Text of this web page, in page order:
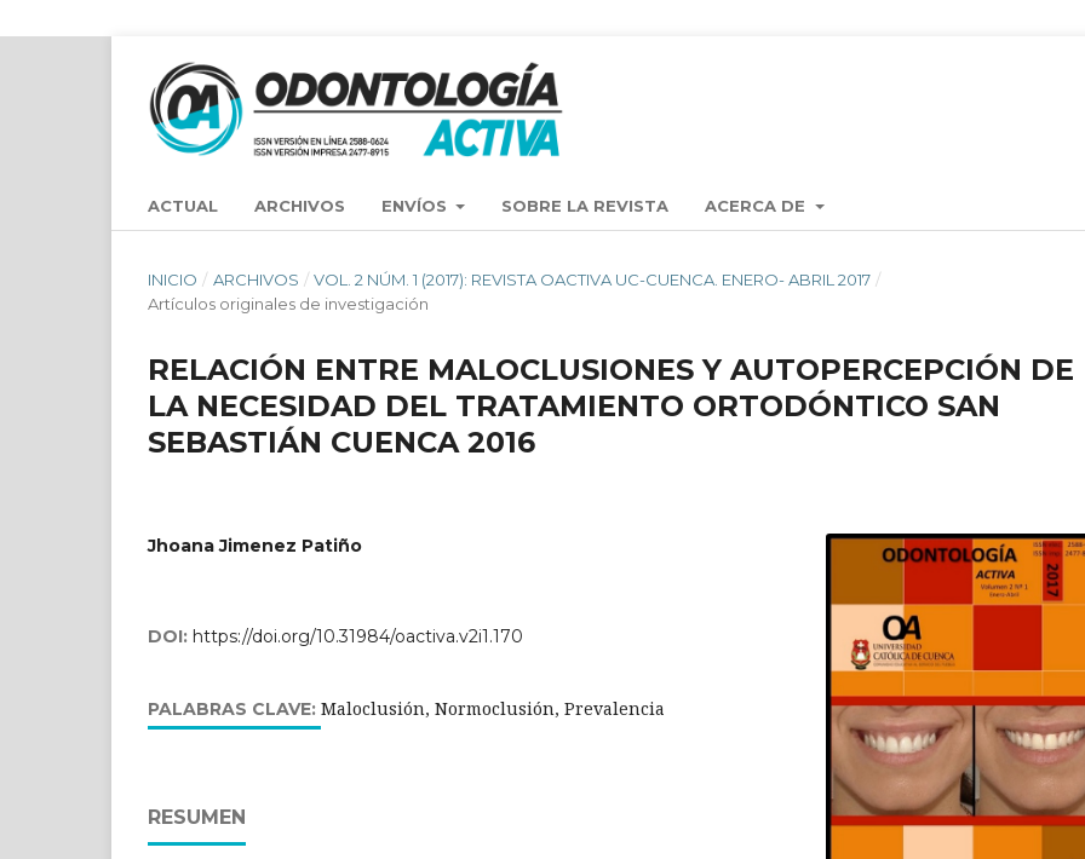
ACTUAL ARCHIVOS ENVÍOS SOBRE LA REVISTA ACERCA DE
INICIO / ARCHIVOS / VOL. 2 NÚM. 1 (2017): REVISTA OACTIVA UC-CUENCA. ENERO- ABRIL 2017 /
Artículos originales de investigación
RELACIÓN ENTRE MALOCLUSIONES Y AUTOPERCEPCIÓN DE
LA NECESIDAD DEL TRATAMIENTO ORTODÓNTICO SAN
SEBASTIÁN CUENCA 2016
Jhoana Jimenez Patiño
DOI: https://doi.org/10.31984/oactiva.v2i1.170
PALABRAS CLAVE: Maloclusión, Normoclusión, Prevalencia
RESUMEN